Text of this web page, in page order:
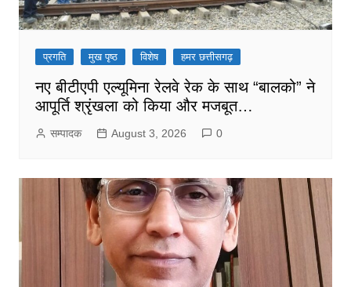
प्रगति मुख पृष्ठ विशेष हमर छत्तीसगढ़
नए बीटीएपी एल्यूमिना रेलवे रेक के साथ “बालको” ने
आपूर्ति श्रृंखला को किया और मजबूत…
सम्पादक August 3, 2026 0